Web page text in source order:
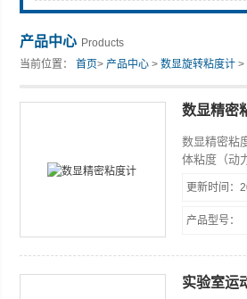
产品中心 Products
当前位置：首页>产品中心 >数显旋转粘度计 >
数显精密
数显精密粘
体粘度（动
量精度高，
脂、油漆、
更新时间：
产品型号：
实验室运